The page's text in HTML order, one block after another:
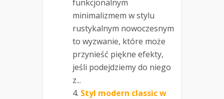
funkcjonalnym
minimalizmem w stylu
rustykalnym nowoczesnym
to wyzwanie, które może
przynieść piękne efekty,
jeśli podejdziemy do niego
z...
Styl modern classic w